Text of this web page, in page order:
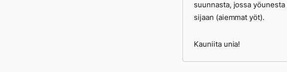
suunnasta, jossa
sijaan (aiemmat yöt).
Kauniita unia!